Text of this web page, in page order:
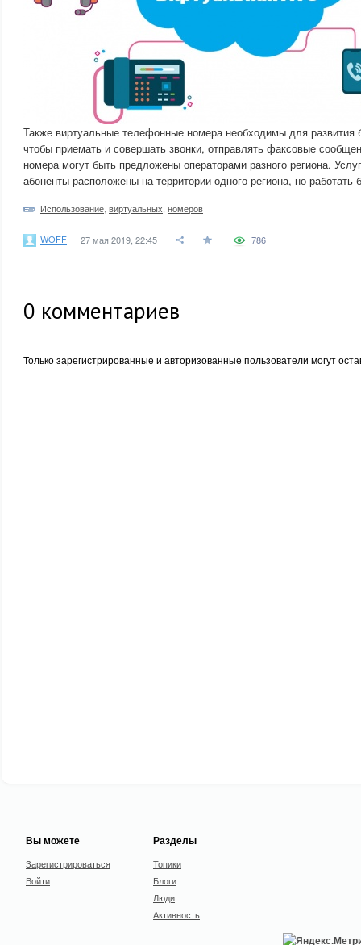
Также виртуальные телефонные номера необходимы для развития
чтобы приемать и совершать звонки, отправлять факсовые
номера могут быть предложены операторами разного региона.
абоненты расположены на территории одного региона, но работать
Использование виртуальных номеров
WOFF 27 мая 2019, 22:45 786
0 комментариев
Только зарегистрированные и авторизованные пользователи могут
Вы можете
Зарегистрироваться
Войти
Разделы
Топики
Блоги
Люди
Активность